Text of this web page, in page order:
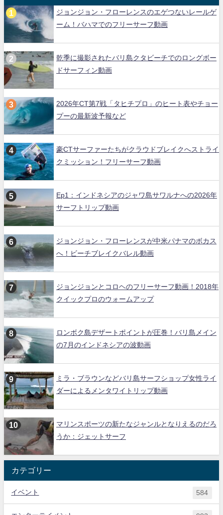
ジョンジョン・フローレンスのエゲつないレールゲ
ーム！バハマでのフリーサーフ動画
乾季に撮影されたバリ島クタビーチでのロングボー
ドサーフィン動画
2026年CT第7戦「タヒチプロ」のヒート表やチョー
プーの最新波予報など
豪CTサーファーたちがクラウドブレイクへストライ
クミッション！フリーサーフ動画
Ep1：インドネシアのジャワ島サワルナへの2026年
サーフトリップ動画
ジョンジョン・フローレンスが中米パナマのボカス
へ！ビーチブレイクバレル動画
ジョンジョンとコロヘのフリーサーフ動画！2018年
クイックプロのウォームアップ
ロンボク島デザートポイントが圧巻！バリ島メイン
の7月のインドネシアの波動画
ミラ・ブラウンなどバリ島サーフショップ女性ライ
ダーによるメンタワイトリップ動画
マリンスポーツの新たなジャンルとなりえるのだろ
うか：ジェットサーフ
カテゴリー
イベント 584